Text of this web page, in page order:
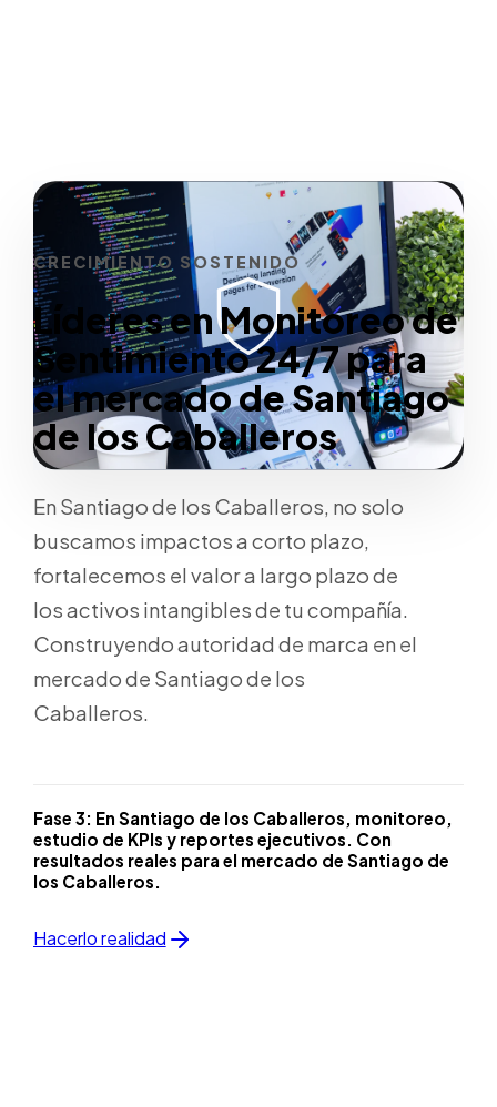
CRECIMIENTO SOSTENIDO
Líderes en Monitoreo de
Sentimiento 24/7 para
el mercado de Santiago
de los Caballeros
En Santiago de los Caballeros, no solo
buscamos impactos a corto plazo,
fortalecemos el valor a largo plazo de
los activos intangibles de tu compañía.
Construyendo autoridad de marca en el
mercado de Santiago de los
Caballeros.
Fase 3: En Santiago de los Caballeros, monitoreo,
estudio de KPIs y reportes ejecutivos. Con
resultados reales para el mercado de Santiago de
los Caballeros.
Hacerlo realidad